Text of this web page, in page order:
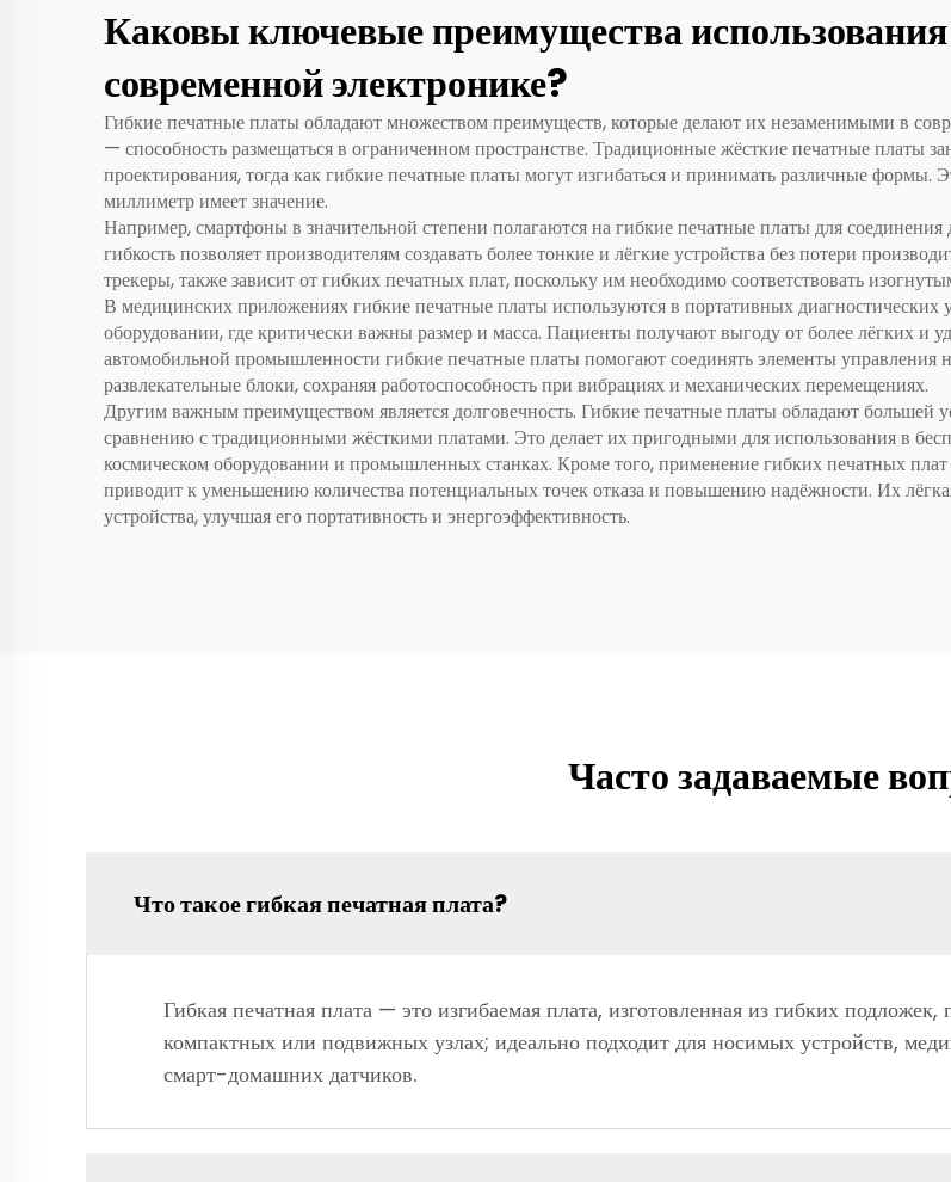
автобусов и такси,
индивидуальные
размеры для системы
напоминания о
пристёгивании ремнём
безопасности на
передних и задних
сиденьях
Каковы ключевые преимущества
современной электронике?
Гибкие печатные платы обладают множеством преимуществ, которые делают их незаменимыми в
— способность размещаться в ограниченном пространстве. Традиционные жёсткие печатные платы
проектирования, тогда как гибкие печатные платы могут изгибаться и принимать различные
миллиметр имеет значение.
Например, смартфоны в значительной степени полагаются на гибкие печатные платы для
гибкость позволяет производителям создавать более тонкие и лёгкие устройства без потери
трекеры, также зависит от гибких печатных плат, поскольку им необходимо соответствовать
В медицинских приложениях гибкие печатные платы используются в портативных диагностических
оборудовании, где критически важны размер и масса. Пациенты получают выгоду от более лёгких и
автомобильной промышленности гибкие печатные платы помогают соединять элементы
развлекательные блоки, сохраняя работоспособность при вибрациях и механических перемещениях.
Другим важным преимуществом является долговечность. Гибкие печатные платы обладают большей
сравнению с традиционными жёсткими платами. Это делает их пригодными для использования в
космическом оборудовании и промышленных станках. Кроме того, применение гибких печатных плат
приводит к уменьшению количества потенциальных точек отказа и повышению надёжности. Их
устройства, улучшая его портативность и энергоэффективность.
Часто задаваемые
Что такое гибкая печатная плата?
Гибкая печатная плата — это изгибаемая плата, изготовленная из гибких
компактных или подвижных узлах; идеально подходит для носимых устройств,
смарт-домашних датчиков.